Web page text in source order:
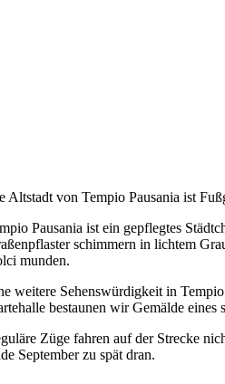
Altstadt von Tempio Pausania ist
Pausania ist ein gepflegtes
schimmern in lichtem
munden.
weitere Sehenswürdigkeit in
bestaunen wir Gemälde eines
Züge fahren auf der Strecke
September zu spät dran.